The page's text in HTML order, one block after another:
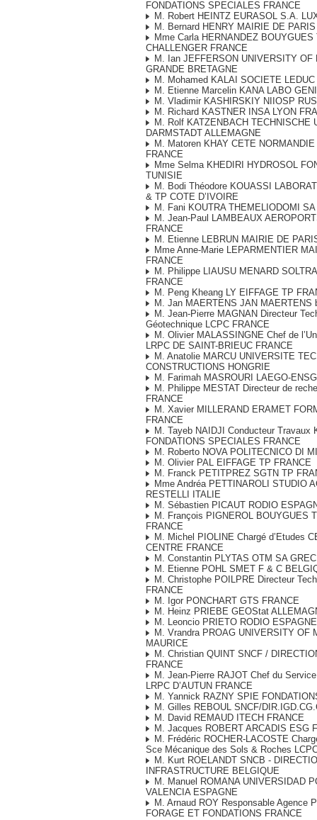
FONDATIONS SPECIALES FRANCE
M. Robert HEINTZ EURASOL S.A.
M. Bernard HENRY MAIRIE DE
Mme Carla HERNANDEZ BOUYGUES
CHALLENGER FRANCE
M. Ian JEFFERSON UNIVERSITY OF
GRANDE BRETAGNE
M. Mohamed KALAI SOCIETE
M. Etienne Marcelin KANA LABO
M. Vladimir KASHIRSKIY NIIOSP
M. Richard KASTNER INSA LYON
M. Rolf KATZENBACH TECHNISCHE
DARMSTADT ALLEMAGNE
M. Matoren KHAY CETE
FRANCE
Mme Selma KHEDIRI HYDROSOL
TUNISIE
M. Bodi Théodore KOUASSI
& TP COTE D’IVOIRE
M. Fani KOUTRA THEMELIODOMI
M. Jean-Paul LAMBEAUX
FRANCE
M. Etienne LEBRUN MAIRIE DE
Mme Anne-Marie LEPARMENTIER
FRANCE
M. Philippe LIAUSU MENARD
FRANCE
M. Peng Kheang LY EIFFAGE TP
M. Jan MAERTENS JAN MAERTENS
M. Jean-Pierre MAGNAN Directeur
Géotechnique LCPC FRANCE
M. Olivier MALASSINGNE Chef de
LRPC DE SAINT-BRIEUC FRANCE
M. Anatolie MARCU UNIVERSITE
CONSTRUCTIONS HONGRIE
M. Farimah MASROURI LAEGO-
M. Philippe MESTAT Directeur de
FRANCE
M. Xavier MILLERAND ERAMET
FRANCE
M. Tayeb NAIDJI Conducteur Travaux
FONDATIONS SPECIALES FRANCE
M. Roberto NOVA POLITECNICO DI
M. Olivier PAL EIFFAGE TP FRANCE
M. Franck PETITPREZ SGTN TP
Mme Andréa PETTINAROLI STUDIO
RESTELLI ITALIE
M. Sébastien PICAUT RODIO
M. François PIGNEROL BOUYGUES
FRANCE
M. Michel PIOLINE Chargé d’Etudes
CENTRE FRANCE
M. Constantin PLYTAS OTM SA
M. Etienne POHL SMET F & C
M. Christophe POILPRE Directeur
FRANCE
M. Igor PONCHART GTS FRANCE
M. Heinz PRIEBE GEOStat
M. Leoncio PRIETO RODIO ESPAGNE
M. Vrandra PROAG UNIVERSITY OF
MAURICE
M. Christian QUINT SNCF /
FRANCE
M. Jean-Pierre RAJOT Chef du
LRPC D’AUTUN FRANCE
M. Yannick RAZNY SPIE
M. Gilles REBOUL SNCF/
M. David REMAUD ITECH FRANCE
M. Jacques ROBERT ARCADIS ESG
M. Frédéric ROCHER-LACOSTE
Sce Mécanique des Sols & Roches
M. Kurt ROELANDT SNCB -
INFRASTRUCTURE BELGIQUE
M. Manuel ROMANA UNIVERSIDAD
VALENCIA ESPAGNE
M. Arnaud ROY Responsable Agence
FORAGE ET FONDATIONS FRANCE